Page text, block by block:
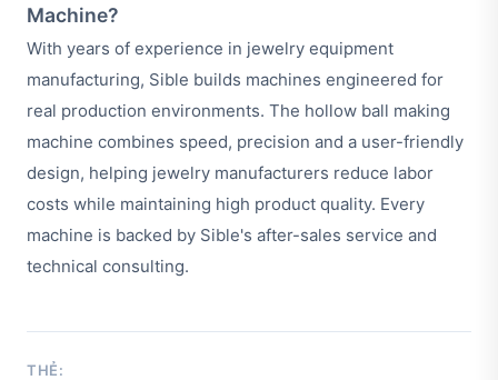
Machine?
With years of experience in jewelry equipment
manufacturing, Sible builds machines engineered for
real production environments. The hollow ball making
machine combines speed, precision and a user-friendly
design, helping jewelry manufacturers reduce labor
costs while maintaining high product quality. Every
machine is backed by Sible's after-sales service and
technical consulting.
THẺ: